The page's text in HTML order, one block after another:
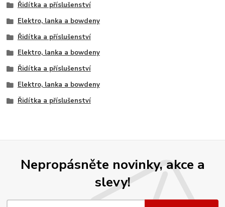
Řidítka a příslušenství
Elektro, lanka a bowdeny
Řidítka a příslušenství
Elektro, lanka a bowdeny
Řidítka a příslušenství
Elektro, lanka a bowdeny
Řidítka a příslušenství
Nepropásněte novinky, akce a
slevy!